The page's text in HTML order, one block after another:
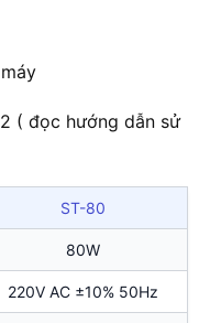
( đọc hướng dẫn sử
ST-80
80W
220V AC ±10% 50Hz